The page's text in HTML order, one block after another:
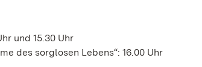
und 15.30 Uhr
des sorglosen Lebens“: 16.00 Uhr